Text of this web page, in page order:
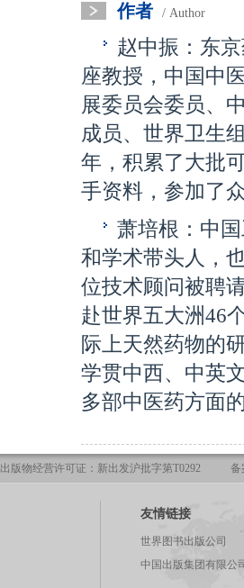
作者 / Author
赵中振：东
座教授，中国中
展委员会委员、
成员、世界卫生
年，积累了大批
手资料，参加了
萧培根：中
和学术带头人，
位技术顾问被聘
赴世界五大洲46
际上天然药物的
学贯中西、中英
多部中医药方面
出版物经营许可证：新出发沪批字第T0292 备
友情链接
世界图书出版公司
中国出版集团有限公